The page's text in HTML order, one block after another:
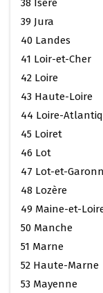
38 Isère
39 Jura
40 Landes
41 Loir-et-Cher
42 Loire
43 Haute-Loire
44 Loire-
45 Loiret
46 Lot
47 Lot-et-
48 Lozère
49 Maine-et-
50 Manche
51 Marne
52 Haute-Marne
53 Mayenne